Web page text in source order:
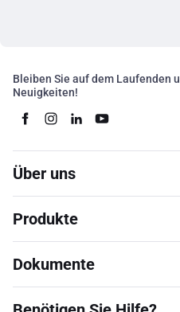
Bleiben Sie auf dem Laufenden
Neuigkeiten!
Über uns
Produkte
Dokumente